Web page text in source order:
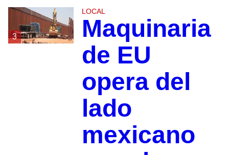
3
LOCAL
Maquinaria
de EU
opera del
lado
mexicano